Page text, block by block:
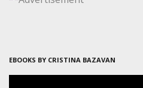
EBOOKS BY CRISTINA BAZAVAN